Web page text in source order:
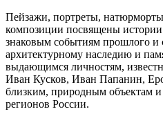
Пейзажи, портреты,
композиции посвящены истории
знаковым событиям прошлого
архитектурному наследию и
выдающимся личностям,
Иван Кусков, Иван Папанин,
близким, природным объектам
регионов России.